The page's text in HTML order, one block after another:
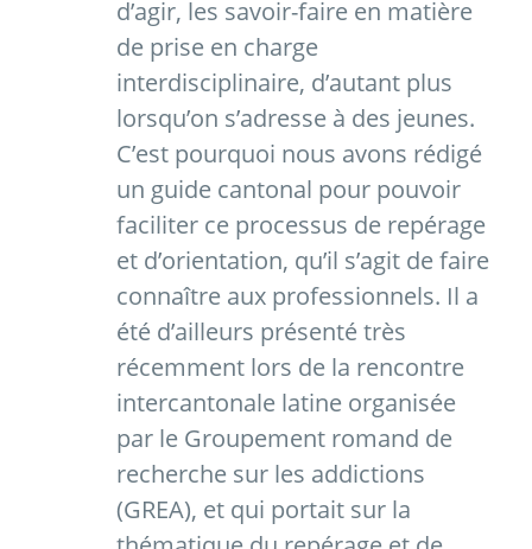
d’agir, les savoir-faire en matière
de prise en charge
interdisciplinaire, d’autant plus
lorsqu’on s’adresse à des jeunes.
C’est pourquoi nous avons rédigé
un guide cantonal pour pouvoir
faciliter ce processus de repérage
et d’orientation, qu’il s’agit de faire
connaître aux professionnels. Il a
été d’ailleurs présenté très
récemment lors de la rencontre
intercantonale latine organisée
par le Groupement romand de
recherche sur les addictions
(GREA), et qui portait sur la